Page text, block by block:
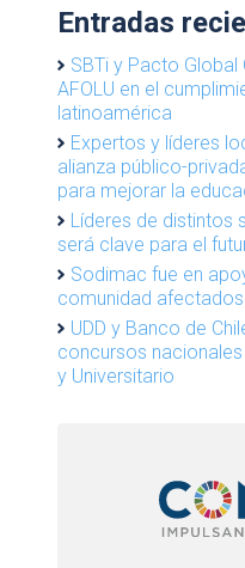
Entradas
SBTi y Pacto
AFOLU en el
latinoamérica
Expertos y líderes
alianza público-
para mejorar la
Líderes de distintos
será clave para el
Sodimac fue en
comunidad
UDD y Banco de
concursos
y Universitario